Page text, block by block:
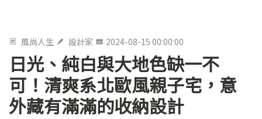
風尚人生 設計家 2024-08-15 00:00:00
日光、純白與大地色缺一不
可！清爽系北歐風親子宅，意
外藏有滿滿的收納設計